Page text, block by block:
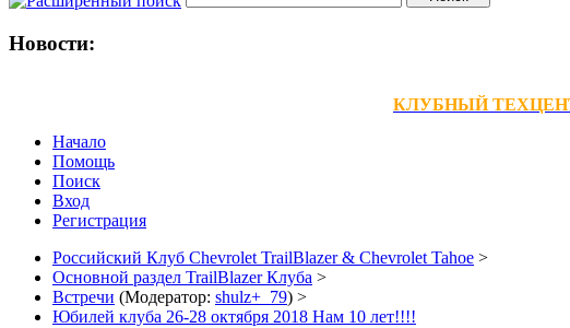
Новости:
КЛУБНЫЙ ТЕХЦЕНТР
Начало
Помощь
Поиск
Вход
Регистрация
Российский Клуб Chevrolet TrailBlazer & Chevrolet Tahoe >
Основной раздел TrailBlazer Клуба >
Встречи (Модератор: shulz+_79) >
Юбилей клуба 26-28 октября 2018 Нам 10 лет!!!!